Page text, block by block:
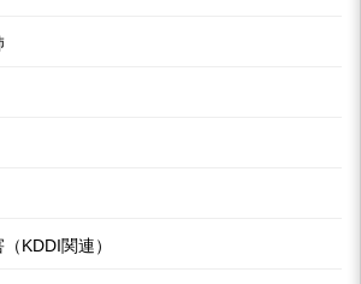
KDDI関連）